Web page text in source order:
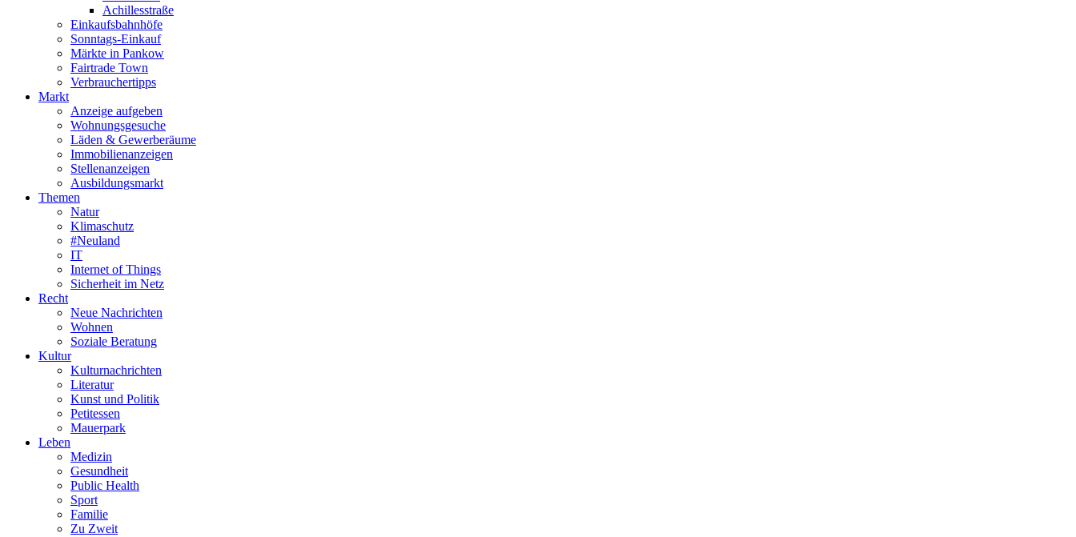
Achillesstraße
Einkaufsbahnhöfe
Sonntags-Einkauf
Märkte in Pankow
Fairtrade Town
Verbrauchertipps
Markt
Anzeige aufgeben
Wohnungsgesuche
Läden & Gewerberäume
Immobilienanzeigen
Stellenanzeigen
Ausbildungsmarkt
Themen
Natur
Klimaschutz
#Neuland
IT
Internet of Things
Sicherheit im Netz
Recht
Neue Nachrichten
Wohnen
Soziale Beratung
Kultur
Kulturnachrichten
Literatur
Kunst und Politik
Petitessen
Mauerpark
Leben
Medizin
Gesundheit
Public Health
Sport
Familie
Zu Zweit